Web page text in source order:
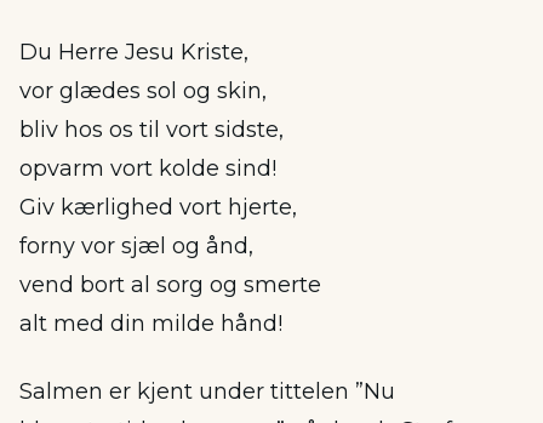
Du Herre Jesu Kriste,
vor glædes sol og skin,
bliv hos os til vort sidste,
opvarm vort kolde sind!
Giv kærlighed vort hjerte,
forny vor sjæl og ånd,
vend bort al sorg og smerte
alt med din milde hånd!
Salmen er kjent under tittelen ”Nu